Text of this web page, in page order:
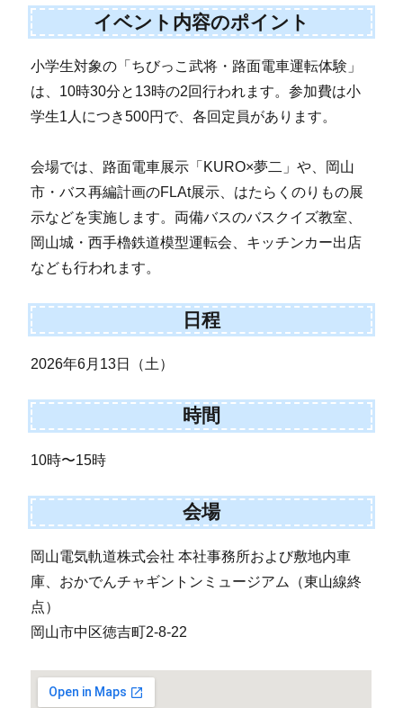
イベント内容のポイント
小学生対象の「ちびっこ武将・路面電車運転体験」
は、10時30分と13時の2回行われます。参加費は小
学生1人につき500円で、各回定員があります。
会場では、路面電車展示「KURO×夢二」や、岡山
市・バス再編計画のFLAt展示、はたらくのりもの展
示などを実施します。両備バスのバスクイズ教室、
岡山城・西手櫓鉄道模型運転会、キッチンカー出店
なども行われます。
日程
2026年6月13日（土）
時間
10時〜15時
会場
岡山電気軌道株式会社 本社事務所および敷地内車
庫、おかでんチャギントンミュージアム（東山線終
点）
岡山市中区徳吉町2-8-22